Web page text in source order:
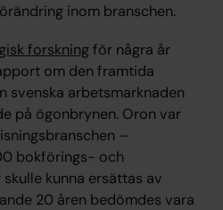
inom branschen.
forskningför några år
om den framtida
svenska arbetsmarknaden
på ögonbrynen. Oron var
–
bokförings- och
kunna ersättas av
20 åren bedömdes vara